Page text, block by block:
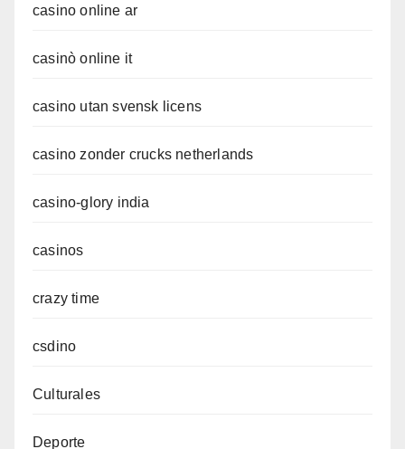
casino online ar
casinò online it
casino utan svensk licens
casino zonder crucks netherlands
casino-glory india
casinos
crazy time
csdino
Culturales
Deporte